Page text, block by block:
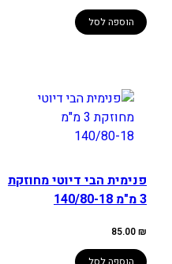
היה:
120.00 ₪.הוספה לסל
פנימית הבי דיוטי מחוזקת
3 מ"מ 140/80-18
85.00₪